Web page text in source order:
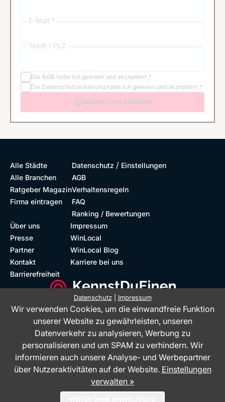
E-Mail *
Stadt / PLZ
Die AGB habe ich gelesen und akzeptiert *
Die Datenschutzerklärung habe ich gelesen und akzeptiert *
BEWERTUNG ABGEBEN
Alle Städte
Alle Branchen
Ratgeber Magazin
Firma eintragen
Datenschutz / Einstellungen
AGB
Verhaltensregeln
FAQ
Ranking / Bewertungen
Über uns
Presse
Partner
Kontakt
Barrierefreiheit
Impressum
WinLocal
WinLocal Blog
Karriere bei uns
Datenschutz| Impressum
Wir verwenden Cookies, um die einwandfreie Funktion
unserer Website zu gewährleisten, unseren
Datenverkehr zu analysieren, Werbung zu
personalisieren und um SPAM zu verhindern. Wir
informieren auch unsere Analyse- und Werbepartner
über Nutzeraktivitäten auf der Website. Einstellungen
verwalten »